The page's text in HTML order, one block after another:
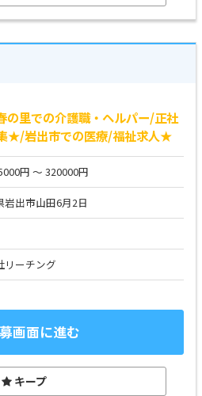
の里での介護職・ヘルパー/正社
★/岩出市での医療/福祉求人★
円 ～ 320000円
岩出市山田6月2日
リーチング
画面に進む
キープ